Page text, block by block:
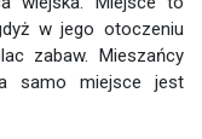
w jego otoczeniu
zabaw. Mieszańcy
samo miejsce jest